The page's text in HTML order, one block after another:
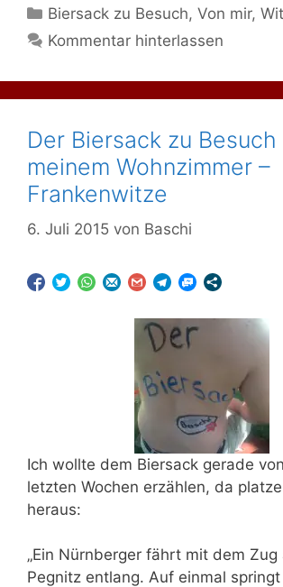
Kategorien
Biersack zu Besuch,Von mir,
Kommentar hinterlassen
Der Biersack zu Besuch
meinem Wohnzimmer –
Frankenwitze
6. Juli 2015 von Baschi
Ich wollte dem Biersack gerade
letzten Wochen erzählen, da
heraus:
„Ein Nürnberger fährt mit dem Zug
Pegnitz entlang. Auf einmal